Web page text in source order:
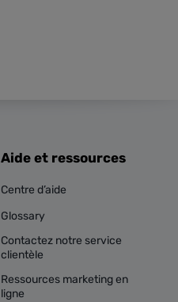
Aide et ressources
Centre d’aide
Glossary
Contactez notre service
clientèle
Ressources marketing en
ligne